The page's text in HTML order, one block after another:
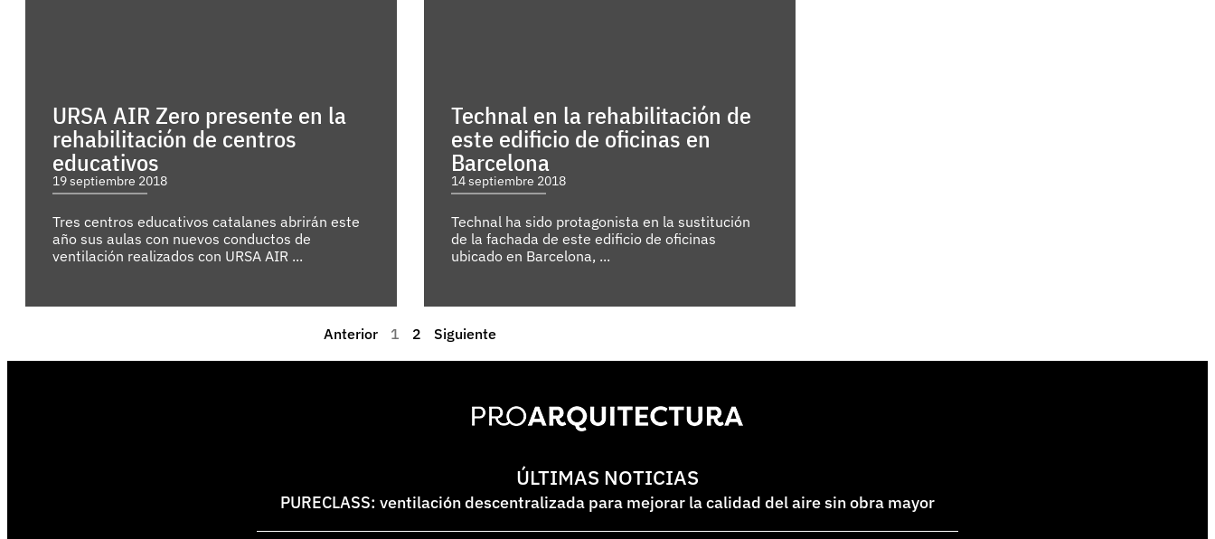
URSA AIR Zero presente en la
rehabilitación de centros
educativos
19 septiembre 2018
Tres centros educativos catalanes abrirán este
año sus aulas con nuevos conductos de
ventilación realizados con URSA AIR ...
Technal en la rehabilitación de
este edificio de oficinas en
Barcelona
14 septiembre 2018
Technal ha sido protagonista en la sustitución
de la fachada de este edificio de oficinas
ubicado en Barcelona, ...
Anterior 1 2 Siguiente
ÚLTIMAS NOTICIAS
PURECLASS: ventilación descentralizada para mejorar la calidad del aire sin obra mayor